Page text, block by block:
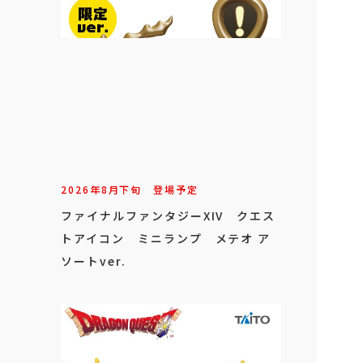
2026年8月下旬 登場予定
ファイナルファンタジーXIV クエス
トアイコン ミニランプ メテオ ア
ソートver.